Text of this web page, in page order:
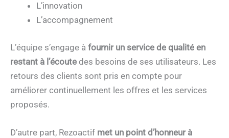
L’innovation
L’accompagnement
L’équipe s’engage à fournir un service de qualité en
restant à l’écoute des besoins de ses utilisateurs. Les
retours des clients sont pris en compte pour
améliorer continuellement les offres et les services
proposés.
D’autre part, Rezoactif met un point d’honneur à